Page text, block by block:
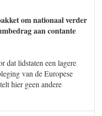
om nationaal verder
aan contante
dat lidstaten een lagere
van de Europese
hier geen andere